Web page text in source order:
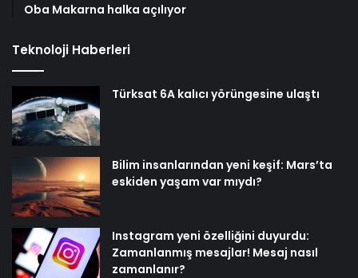
Oba Makarna halka açılıyor
Teknoloji Haberleri
Türksat 6A kalıcı yörüngesine ulaştı
Bilim insanlarından yeni keşif: Mars’ta
eskiden yaşam var mıydı?
Instagram yeni özelliğini duyurdu:
Zamanlanmış mesajlar! Mesaj nasıl
zamanlanır?